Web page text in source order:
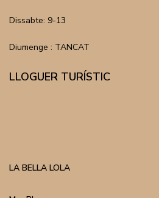
Dissabte: 9-13
Diumenge : TANCAT
LLOGUER TURÍSTIC
LA BELLA LOLA